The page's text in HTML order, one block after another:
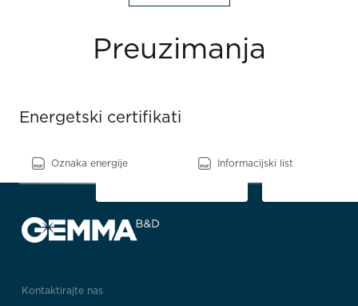
Preuzimanja
Energetski certifikati
Oznaka energije Informacijski list
Kontaktirajte nas